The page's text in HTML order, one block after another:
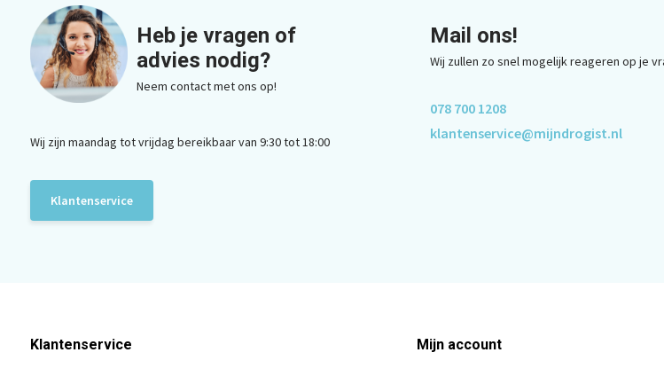
Heb je vragen of
advies nodig?
Neem contact met ons op!
Wij zijn maandag tot vrijdag bereikbaar van 9:30 tot 18:00
Klantenservice
Mail ons!
Wij zullen zo snel mogelijk reageren op je
078 700 1208
klantenservice@mijndrogist.nl
Klantenservice Mijn account